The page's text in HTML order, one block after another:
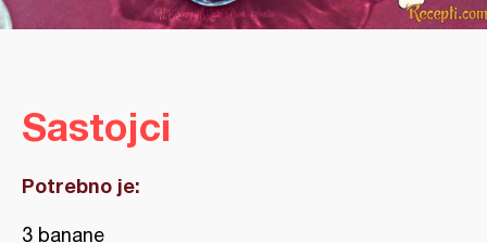
Sastojci
Potrebno je:
3 banane